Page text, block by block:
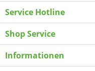
Service Hotline
Shop Service
Informationen